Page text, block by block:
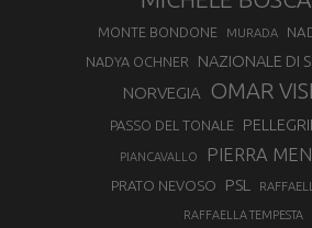
MONTE BONDONE MURADA
NADYA OCHNER
NAZIONALE DI
NORVEGIA
OMAR
PASSO DEL TONALE
PIANCAVALLO PIERRA
PRATO NEVOSO PSL
RAFFAELLA TEMPESTA